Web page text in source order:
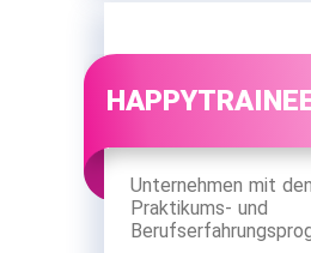
Unternehmen mit
Praktikums- und